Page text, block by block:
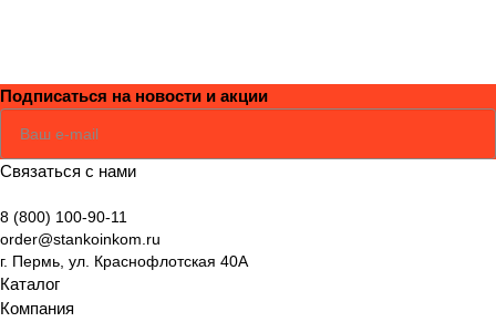
ру
ния
суть,
ра
оинко
Подписаться на новости и акции
Связаться с нами
8 (800) 100-90-11
order@stankoinkom.ru
г. Пермь, ул. Краснофлотская 40А
Каталог
Компания